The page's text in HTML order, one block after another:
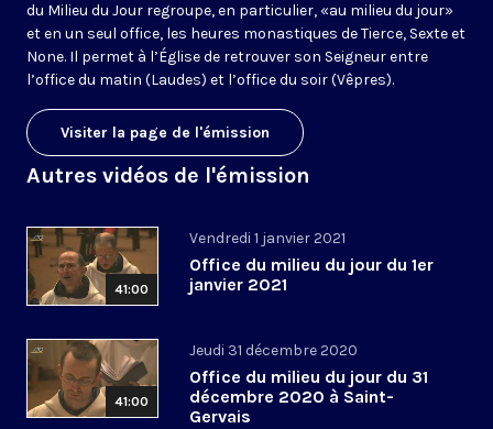
du Milieu du Jour regroupe, en particulier, «au milieu du jour»
et en un seul office, les heures monastiques de Tierce, Sexte et
None. Il permet à l’Église de retrouver son Seigneur entre
l’office du matin (Laudes) et l’office du soir (Vêpres).
Visiter la page de l'émission
Autres vidéos de l'émission
41:00
Vendredi 1 janvier 2021
Office du milieu du jour du 1er
janvier 2021
41:00
Jeudi 31 décembre 2020
Office du milieu du jour du 31
décembre 2020 à Saint-
Gervais